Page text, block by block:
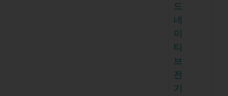
드
네
이
티
브
전
기